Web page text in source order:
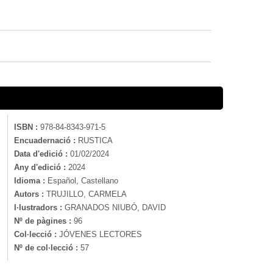
ISBN : 978-84-8343-971-5
Encuadernació : RUSTICA
Data d'edició : 01/02/2024
Any d'edició : 2024
Idioma : Español, Castellano
Autors : TRUJILLO, CARMELA
I·lustradors : GRANADOS NIUBÓ, DAVID
Nº de pàgines : 96
Col·lecció : JÓVENES LECTORES
Nº de col·lecció : 57